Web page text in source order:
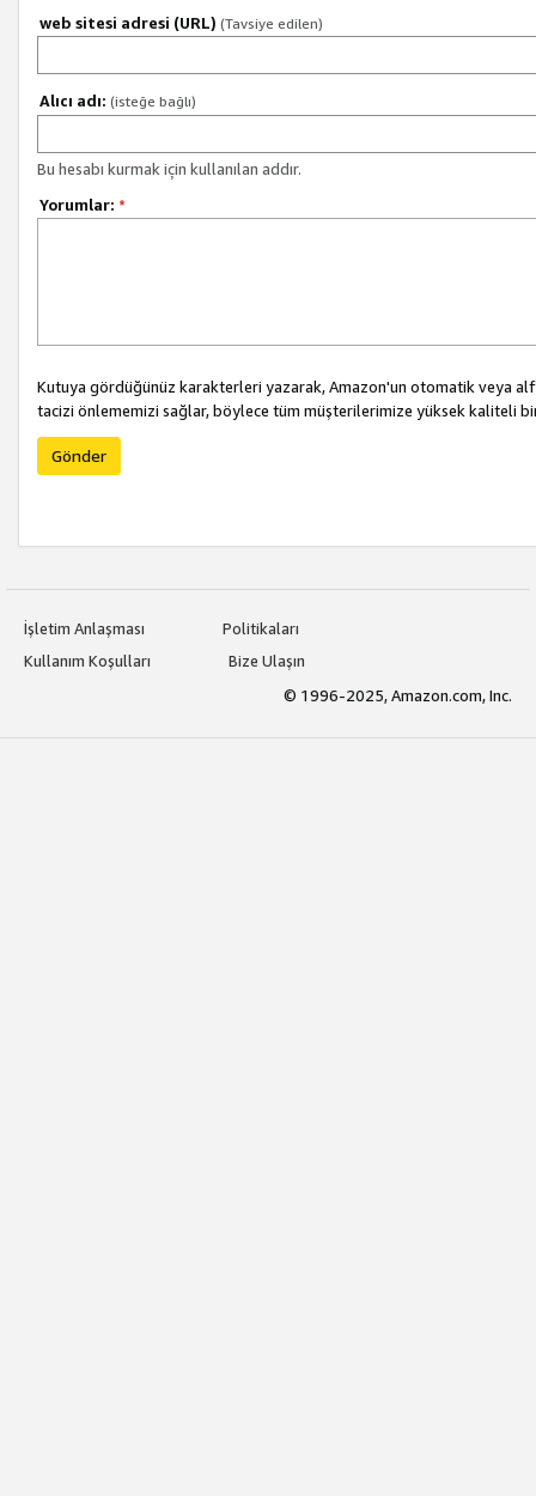
web sitesi adresi (URL) (Tavsiye edilen)
Alıcı adı: (isteğe bağlı)
Bu hesabı kurmak için kullanılan addır.
Yorumlar: *
Kutuya gördüğünüz karakterleri yazarak, Amazon'un otomatik veya
tacizi önlememizi sağlar, böylece tüm müşterilerimize yüksek kaliteli
Gönder
İşletim Anlaşması
Politikaları
Kullanım Koşulları
Bize Ulaşın
© 1996-2025, Amazon.com, Inc.